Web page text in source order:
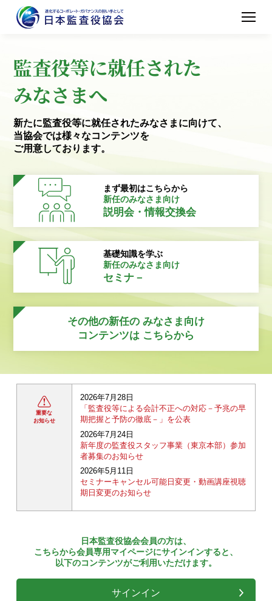
監査役等に就任された
みなさまへ
新たに監査役等に就任されたみなさまに向けて、
当協会では様々なコンテンツを
ご用意しております。
まず最初はこちらから
新任のみなさま向け
説明会・情報交換会
基礎知識を学ぶ
新任のみなさま向け
セミナ－
その他の新任の みなさま向け
コンテンツは こちらから
重要な
お知らせ
2026年7月28日
「監査役等による会計不正への対応－予兆の早
期把握と予防の徹底－」を公表
2026年7月24日
新年度の監査役スタッフ事業（東京本部）参加
者募集のお知らせ
2026年5月11日
セミナーキャンセル可能日変更・動画講座視聴
期日変更のお知らせ
日本監査役協会会員の方は、
こちらから会員専用マイページにサインインすると、
以下のコンテンツがご利用いただけます。
サインイン